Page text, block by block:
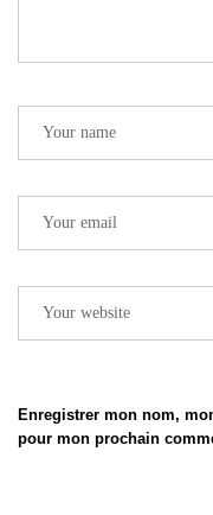
Enregistrer mon nom,
pour mon prochain